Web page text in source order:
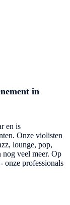
in
en is
Onze violisten
lounge, pop,
nog veel meer. Op
onze professionals